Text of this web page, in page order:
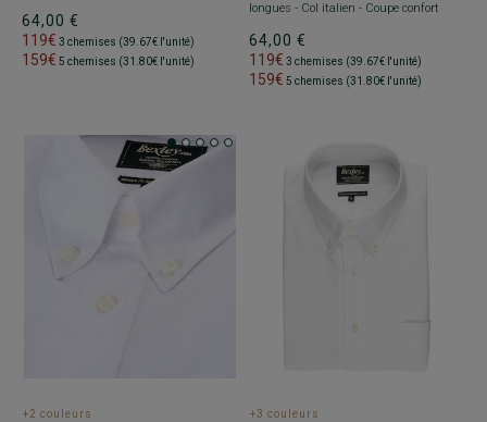
64,00 €
119€ 3 chemises (39.67€ l'unité)
159€ 5 chemises (31.80€ l'unité)
longues - Col italien - Coupe confort
64,00 €
119€ 3 chemises (39.67€ l'unité)
159€ 5 chemises (31.80€ l'unité)
+2 couleurs +3 couleurs